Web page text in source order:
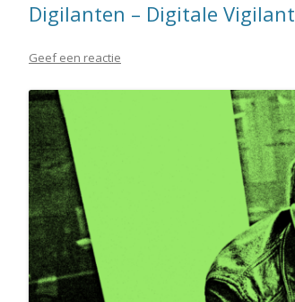
Digilanten – Digitale
Geef een reactie